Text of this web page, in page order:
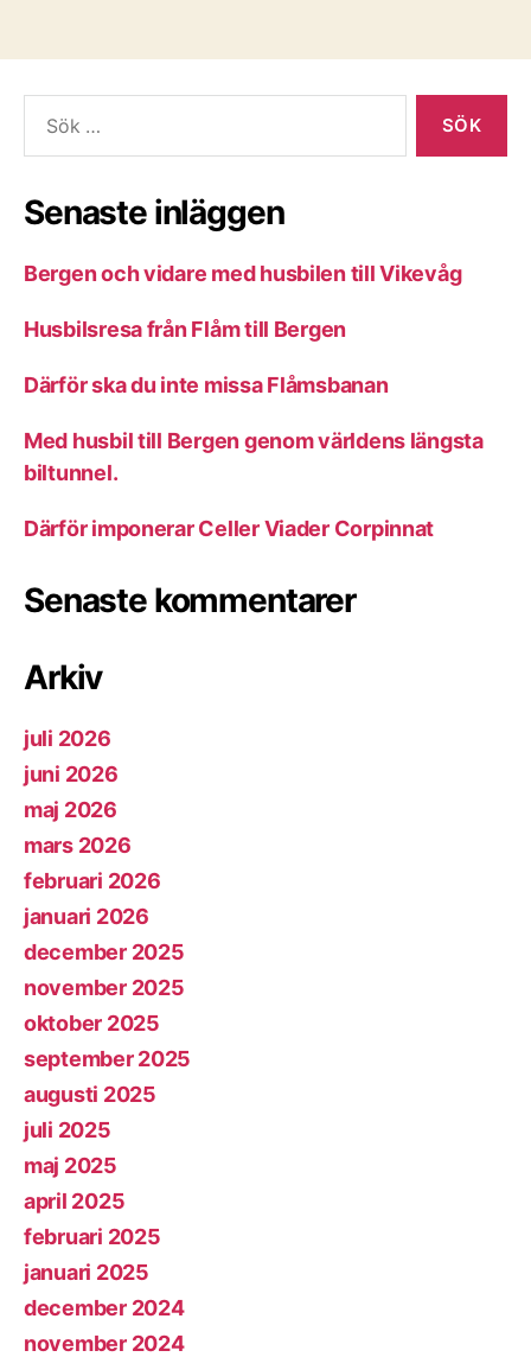
efter:
Senaste inläggen
Bergen och vidare med husbilen till Vikevåg
Husbilsresa från Flåm till Bergen
Därför ska du inte missa Flåmsbanan
Med husbil till Bergen genom världens längsta
biltunnel.
Därför imponerar Celler Viader Corpinnat
Senaste kommentarer
Arkiv
juli 2026
juni 2026
maj 2026
mars 2026
februari 2026
januari 2026
december 2025
november 2025
oktober 2025
september 2025
augusti 2025
juli 2025
maj 2025
april 2025
februari 2025
januari 2025
december 2024
november 2024